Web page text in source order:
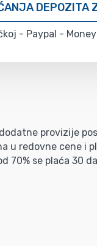
DEPOZITA
- Paypal -
provizije
u redovne cene i
70% se plaća 30